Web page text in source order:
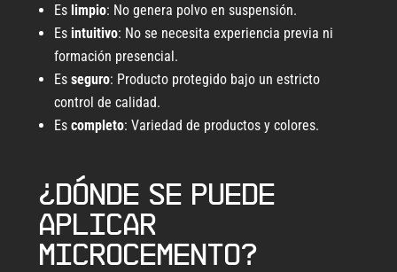
Es limpio: No genera polvo en suspensión.
Esintuitivo: No se necesita experiencia previa ni
formación presencial.
Esseguro: Producto protegido bajo un estricto
control de calidad.
Escompleto: Variedad de productos y colores.
¿Dónde se puede
aplicar
microcemento?